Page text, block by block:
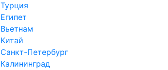
Турция
Египет
Вьетнам
Китай
Санкт-Петербург
Калининград